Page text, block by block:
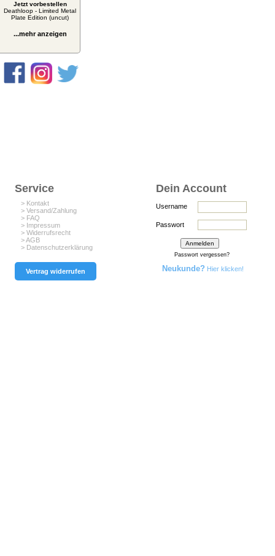
Jetzt vorbestellen
Deathloop - Limited Metal
Plate Edition (uncut)
...mehr anzeigen
Service
> Kontakt
> Versand/Zahlung
> FAQ
> Impressum
> Widerrufsrecht
> AGB
> Datenschutzerklärung
Vertrag widerrufen
Dein Account
Username
Passwort
Passwort vergessen?
Neukunde? Hier klicken!